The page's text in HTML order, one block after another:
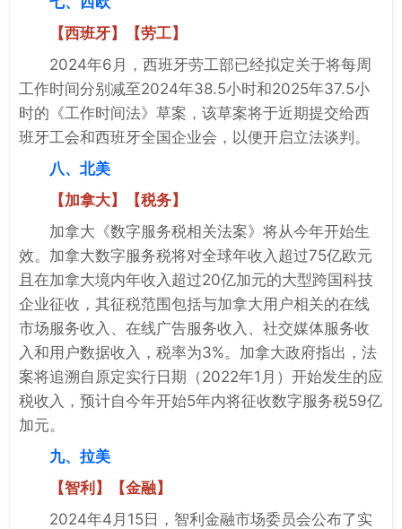
【西班牙】【劳工】
2024年6月，西班牙劳工部已经拟定关于将每周
工作时间分别减至2024年38.5小时和2025年37.5小
时的《工作时间法》草案，该草案将于近期提交给西
班牙工会和西班牙全国企业会，以便开启立法谈判。
八、北美
【加拿大】【税务】
加拿大《数字服务税相关法案》将从今年开始生
效。加拿大数字服务税将对全球年收入超过75亿欧元
且在加拿大境内年收入超过20亿加元的大型跨国科技
企业征收，其征税范围包括与加拿大用户相关的在线
市场服务收入、在线广告服务收入、社交媒体服务收
入和用户数据收入，税率为3%。加拿大政府指出，法
案将追溯自原定实行日期（2022年1月）开始发生的应
税收入，预计自今年开始5年内将征收数字服务税59亿
加元。
九、拉美
【智利】【金融】
2024年4月15日，智利金融市场委员会公布了实